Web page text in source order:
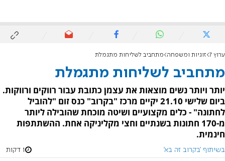
ערוץ 7 זוגיות ומשפחה מתחביב לשליחות מתגמלת
מתחביב לשליחות מתגמלת
יותר ויותר נשים מוצאות את עצמן כתובת עבור רווקים ורווקות.
ביום שלישי 21.10 יקיים מרכז "בקרוב" כנס זום "להוביל
לחתונה" - כלים מקצועיים ושיטה מוכחת שהובילה ליותר
מ-170 חתונות בשנתיים וחצי מקליניקה אחת. ההשתתפות
חינמית.
בשיתוף 'בקרוב זה בא' 1 דקות